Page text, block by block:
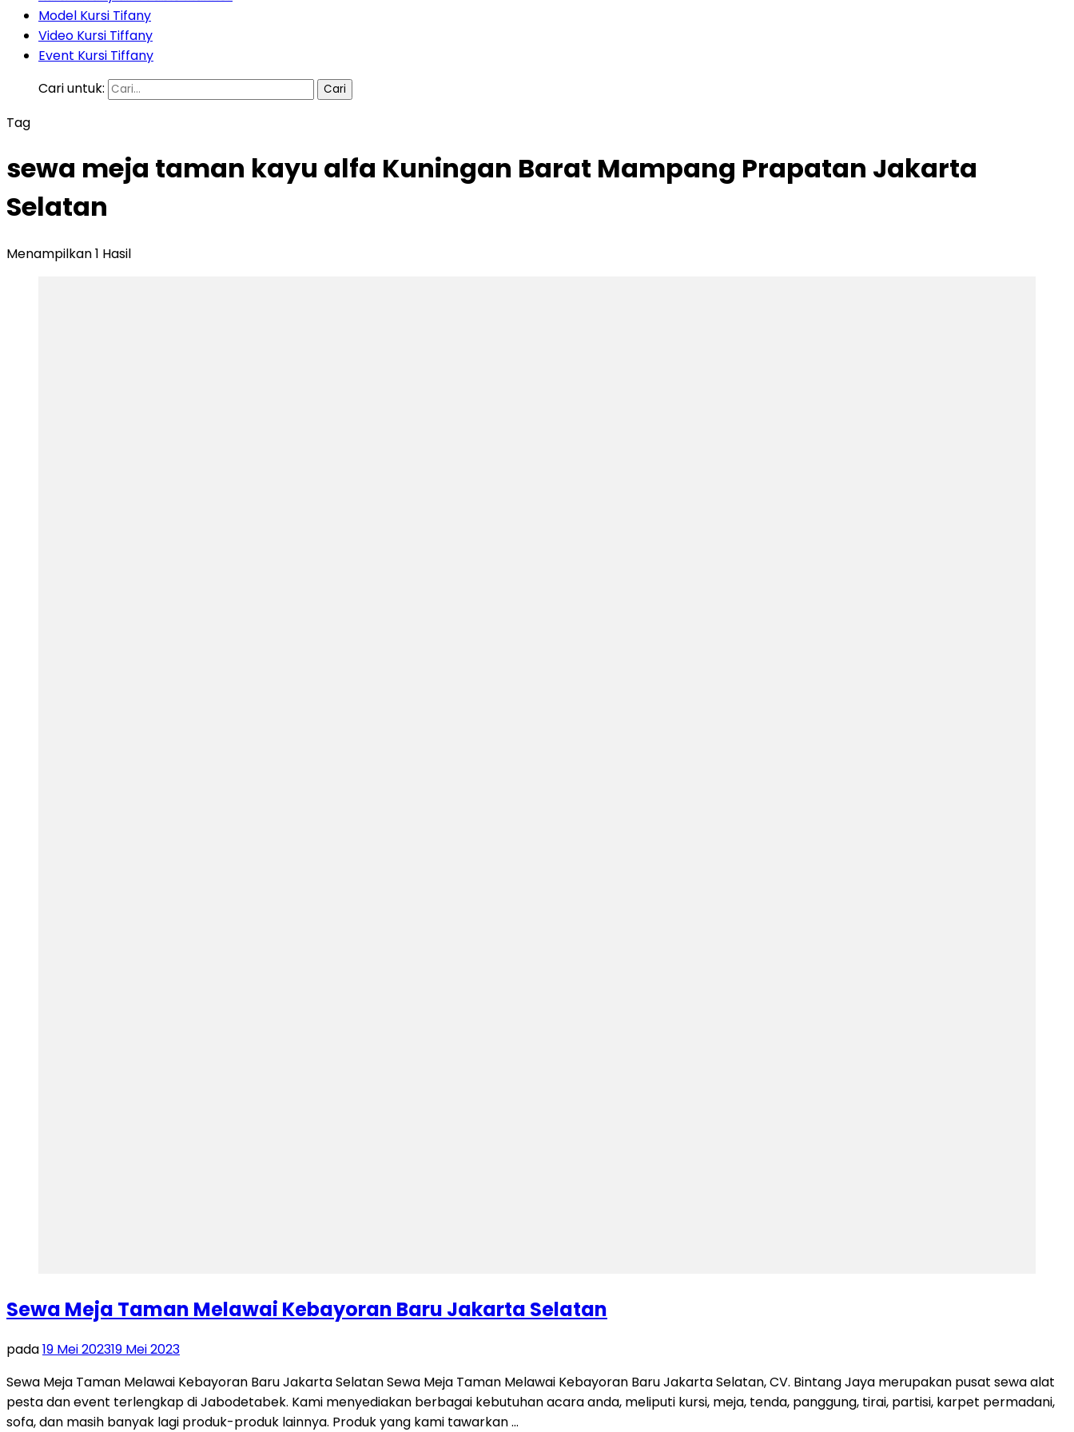
Model Kursi Tifany
Video Kursi Tiffany
Event Kursi Tiffany
Cari untuk:
Tag
sewa meja taman kayu alfa Kuningan Barat Mampang Prapatan Jakarta
Selatan
Menampilkan 1 Hasil
Sewa Meja Taman Melawai Kebayoran Baru Jakarta Selatan
pada19 Mei 202319 Mei 2023
Sewa Meja Taman Melawai Kebayoran Baru Jakarta Selatan Sewa Meja Taman Melawai Kebayoran Baru Jakarta Selatan, CV. Bintang Jaya merupakan pusat sewa alat
pesta dan event terlengkap di Jabodetabek. Kami menyediakan berbagai kebutuhan acara anda, meliputi kursi, meja, tenda, panggung, tirai, partisi, karpet permadani,
sofa, dan masih banyak lagi produk-produk lainnya. Produk yang kami tawarkan …